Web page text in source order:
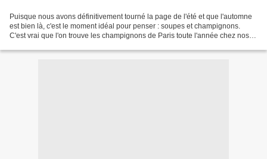
Puisque nous avons définitivement tourné la page de l'été et que l'automne
est bien là, c'est le moment idéal pour penser : soupes et champignons.
C'est vrai que l'on trouve les champignons de Paris toute l'année chez nos